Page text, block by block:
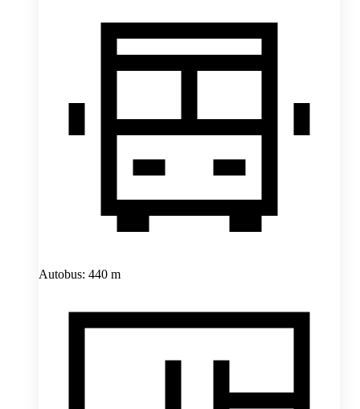
Autobus: 440 m